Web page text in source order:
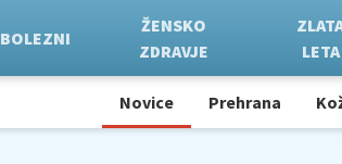
BOLEZNI
ŽENSKO
ZDRAVJE
LETA
Novice Prehrana